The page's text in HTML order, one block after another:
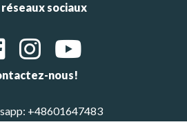
réseaux sociaux
nous!
+48601647483